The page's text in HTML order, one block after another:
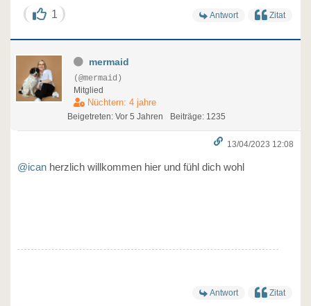
1 Antwort Zitat
mermaid
(@mermaid)
Mitglied
Nüchtern: 4 jahre
Beigetreten: Vor 5 Jahren Beiträge: 1235
13/04/2023 12:08
@ican herzlich willkommen hier und fühl dich wohl
Antwort Zitat